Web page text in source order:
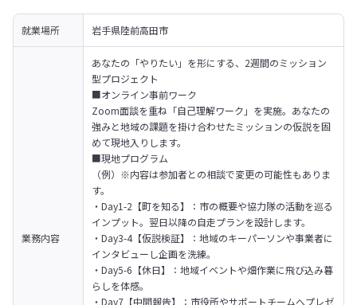
就業場所 岩手県陸前高田市
業務内容
あなたの「やりたい」を形にする、2週間のミッション
型プロジェクト
■オンライン事前ワーク
Zoom面談を重ね「自己理解ワーク」を実施。あなたの
強みと地域の課題を掛け合わせたミッションの仮説を固
めて現地入りします。
■現地プログラム
（例）※内容は参加者との相談で変更の可能性もありま
す。
・Day1-2【町を知る】：市の概要や協力隊の活動を巡る
インプット。翌日以降の自走プランを設計します。
・Day3-4【仮説検証】：地域のキーパーソンや事業者に
インタビューし企画を洗練。
・Day5-6【休日】：地域イベントや畑作業に飛び込み暮
らしを体感。
・Day7【中間報告】：市役所やサポートチームへプレゼ